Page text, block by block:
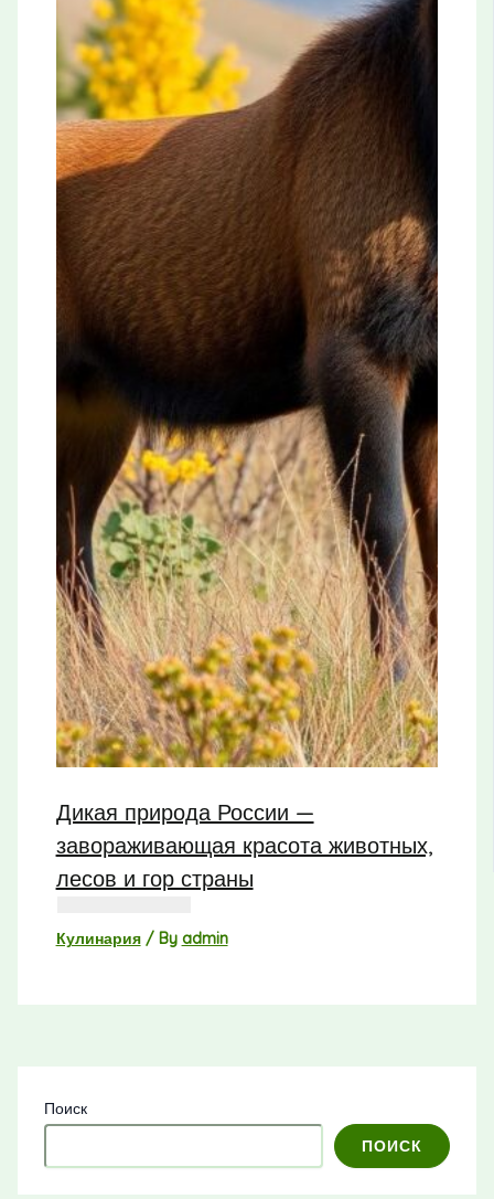
Дикая природа России —
завораживающая красота животных,
лесов и гор страны
Кулинария/ By admin
Поиск
ПОИСК